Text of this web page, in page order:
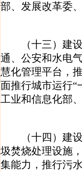
部、发展改革委
（十三）建设
通、公安和水电
慧化管理平台，
面推行城市运行“
工业和信息化部
（十四）建设
圾焚烧处理设施
集能力，推行污